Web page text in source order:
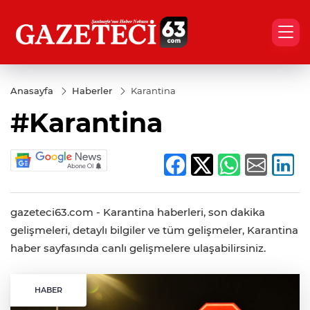
Anasayfa Haberler Karantina
#Karantina
gazeteci63.com - Karantina haberleri, son dakika
gelişmeleri, detaylı bilgiler ve tüm gelişmeler, Karantina
haber sayfasında canlı gelişmelere ulaşabilirsiniz.
HABER